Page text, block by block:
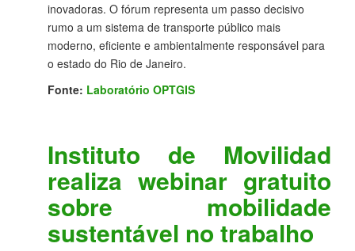
inovadoras. O fórum representa um passo decisivo
rumo a um sistema de transporte público mais
moderno, eficiente e ambientalmente responsável para
o estado do Rio de Janeiro.
Fonte: Laboratório OPTGIS
Instituto de Movilidad
realiza webinar gratuito
sobre mobilidade
sustentável no trabalho